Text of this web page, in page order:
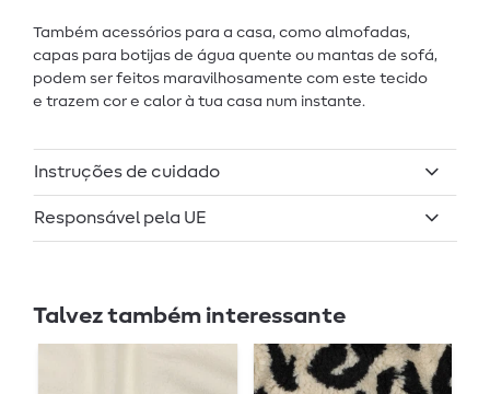
Também acessórios para a casa, como almofadas,
capas para botijas de água quente ou mantas de sofá,
podem ser feitos maravilhosamente com este tecido
e trazem cor e calor à tua casa num instante.
Instruções de cuidado
Responsável pela UE
Talvez também interessante